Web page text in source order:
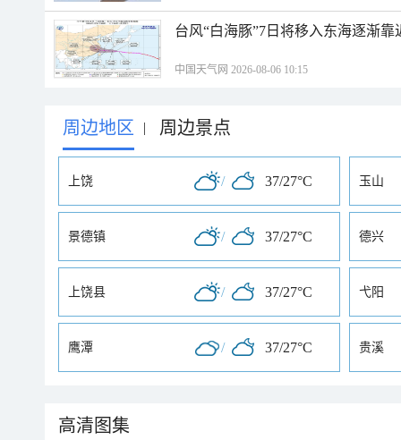
台风“白海豚”7日将移入东海逐渐
中国天气网 2026-08-06 10:15
周边地区 | 周边景点
上饶 / 37/27°C 玉山
景德镇 / 37/27°C 德兴
上饶县 / 37/27°C 弋阳
鹰潭 / 37/27°C 贵溪
高清图集